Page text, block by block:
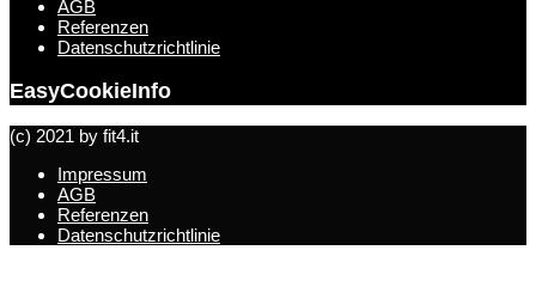
AGB
Referenzen
Datenschutzrichtlinie
EasyCookieInfo
(c) 2021 by fit4.it
Impressum
AGB
Referenzen
Datenschutzrichtlinie